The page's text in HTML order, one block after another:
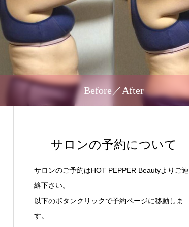
Before／After
サロンの予約について
サロンのご予約はHOT PEPPER Beautyよりご連
絡下さい。
以下のボタンクリックで予約ページに移動しま
す。